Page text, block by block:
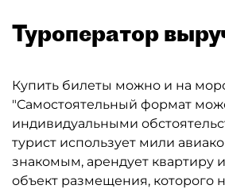
Туроператор
Купить билеты можно и на
"Самостоятельный формат
индивидуальными
турист использует мили
знакомым, арендует квартиру
объект размещения, которого